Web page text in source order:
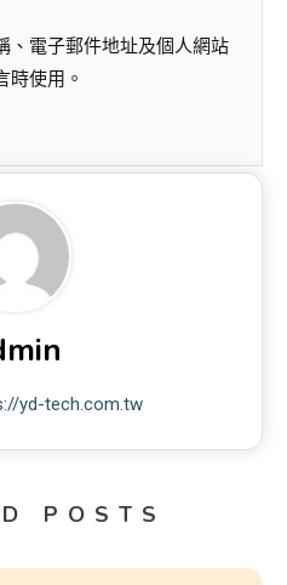
、電子郵件地址及個人網站
時使用。
yd-tech.com.tw
POSTS